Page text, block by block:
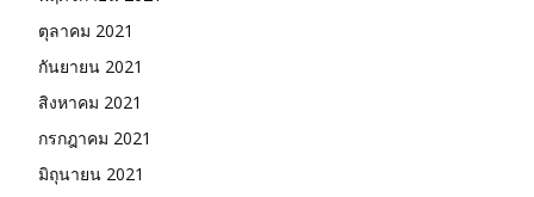
ตุลาคม 2021
กันยายน 2021
สิงหาคม 2021
กรกฎาคม 2021
มิถุนายน 2021